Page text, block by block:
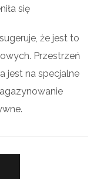
się
że jest to
Przestrzeń
jest na specjalne